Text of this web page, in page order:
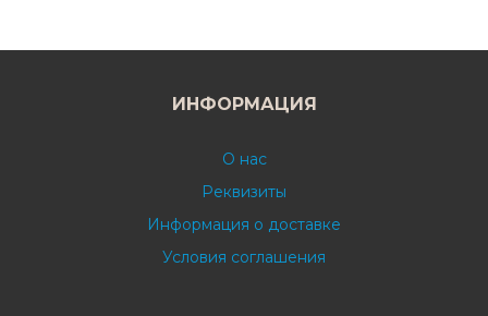
ИНФОРМАЦИЯ
О нас
Реквизиты
Информация о доставке
Условия соглашения